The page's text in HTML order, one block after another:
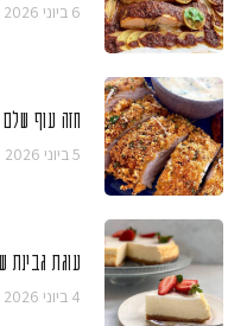
6 ביוני 2026
חזה עוף
5 ביוני 2026
עוגת גבינת
4 ביוני 2026